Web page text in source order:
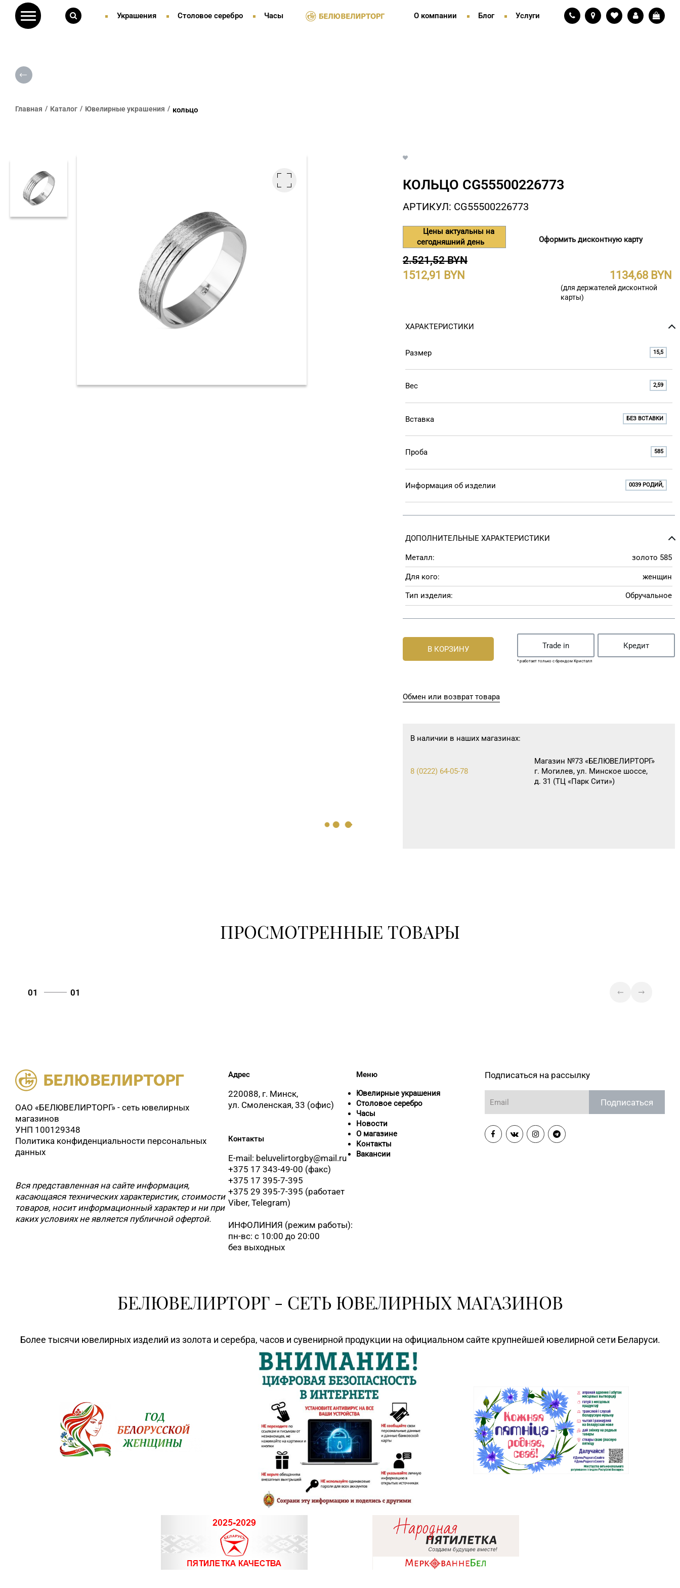
Украшения Столовое серебро Часы О компании Блог Услуги
Главная Каталог Ювелирные украшения кольцо
КОЛЬЦО СG55500226773
АРТИКУЛ: СG55500226773
Цены актуальны на
сегодняшний день
Оформить дисконтную карту
2.521,52 BYN
1512,91 1134,68
(для держателей дисконтной
карты)
ХАРАКТЕРИСТИКИ
Размер 15,5
Вес 2,59
Вставка БЕЗ ВСТАВКИ
Проба 585
Информация об изделии 0039 РОДИЙ,
ДОПОЛНИТЕЛЬНЫЕ ХАРАКТЕРИСТИКИ
Металл: золото 585
Для кого: женщин
Тип изделия: Обручальное
В КОРЗИНУ Trade in Кредит
* работает только с брендом Кристалл
Обмен или возврат товара
В наличии в наших магазинах:
8 (0222) 64-05-78
Магазин №73 «БЕЛЮВЕЛИРТОРГ»
г. Могилев, ул. Минское шоссе,
д. 31 (ТЦ «Парк Сити»)
ПРОСМОТРЕННЫЕ ТОВАРЫ
01 01
ОАО «БЕЛЮВЕЛИРТОРГ» - сеть ювелирных
магазинов
УНП 100129348
Политика конфиденциальности персональных
данных
Вся представленная на сайте информация,
касающаяся технических характеристик, стоимости
товаров, носит информационный характер и ни при
каких условиях не является публичной офертой.
Адрес
220088, г. Минск,
ул. Смоленская, 33 (офис)
Контакты
E-mail: beluvelirtorgby@mail.ru
+375 17 343-49-00 (факс)
+375 17 395-7-395
+375 29 395-7-395 (работает
Viber, Telegram)
ИНФОЛИНИЯ (режим работы):
пн-вс: с 10:00 до 20:00
без выходных
Меню
Ювелирные украшения
Столовое серебро
Часы
Новости
О магазине
Контакты
Вакансии
Подписаться на рассылку
Подписаться
БЕЛЮВЕЛИРТОРГ - СЕТЬ ЮВЕЛИРНЫХ МАГАЗИНОВ
Более тысячи ювелирных изделий из золота и серебра, часов и сувенирной продукции на официальном сайте крупнейшей ювелирной сети Беларуси.